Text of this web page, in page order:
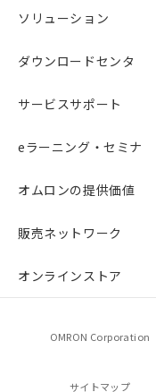
ソリューション
ダウンロードセンタ
サービスサポート
eラーニング・セミナ
オムロンの提供価値
販売ネットワーク
オンラインストア
OMRON Corporation
サイトマップ